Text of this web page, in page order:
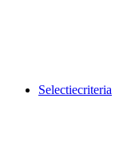
Selectiecriteria